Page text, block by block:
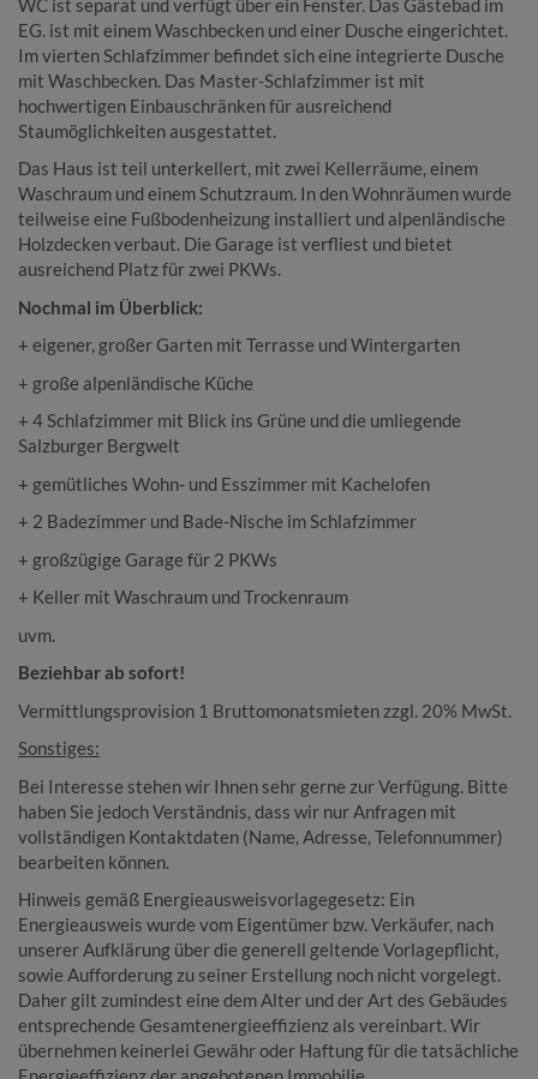
WC ist separat und verfügt über ein Fenster. Das Gästebad im
EG. ist mit einem Waschbecken und einer Dusche eingerichtet.
Im vierten Schlafzimmer befindet sich eine integrierte Dusche
mit Waschbecken. Das Master-Schlafzimmer ist mit
hochwertigen Einbauschränken für ausreichend
Staumöglichkeiten ausgestattet.
Das Haus ist teil unterkellert, mit zwei Kellerräume, einem
Waschraum und einem Schutzraum. In den Wohnräumen wurde
teilweise eine Fußbodenheizung installiert und alpenländische
Holzdecken verbaut. Die Garage ist verfliest und bietet
ausreichend Platz für zwei PKWs.
Nochmal im Überblick:
+ eigener, großer Garten mit Terrasse und Wintergarten
+ große alpenländische Küche
+ 4 Schlafzimmer mit Blick ins Grüne und die umliegende
Salzburger Bergwelt
+ gemütliches Wohn- und Esszimmer mit Kachelofen
+ 2 Badezimmer und Bade-Nische im Schlafzimmer
+ großzügige Garage für 2 PKWs
+ Keller mit Waschraum und Trockenraum
uvm.
Beziehbar ab sofort!
Vermittlungsprovision 1 Bruttomonatsmieten zzgl. 20% MwSt.
Sonstiges:
Bei Interesse stehen wir Ihnen sehr gerne zur Verfügung. Bitte
haben Sie jedoch Verständnis, dass wir nur Anfragen mit
vollständigen Kontaktdaten (Name, Adresse, Telefonnummer)
bearbeiten können.
Hinweis gemäß Energieausweisvorlagegesetz: Ein
Energieausweis wurde vom Eigentümer bzw. Verkäufer, nach
unserer Aufklärung über die generell geltende Vorlagepflicht,
sowie Aufforderung zu seiner Erstellung noch nicht vorgelegt.
Daher gilt zumindest eine dem Alter und der Art des Gebäudes
entsprechende Gesamtenergieeffizienz als vereinbart. Wir
übernehmen keinerlei Gewähr oder Haftung für die tatsächliche